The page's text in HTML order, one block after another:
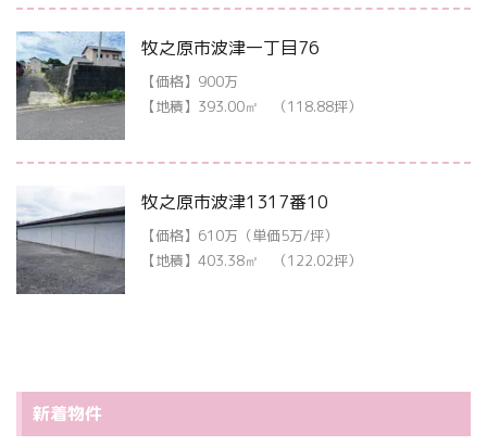
牧之原市波津一丁目76
【価格】900万
【地積】393.00㎡ （118.88坪）
牧之原市波津1317番10
【価格】610万（単価5万/坪）
【地積】403.38㎡ （122.02坪）
新着物件